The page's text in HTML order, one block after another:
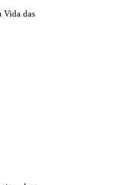
Vida das